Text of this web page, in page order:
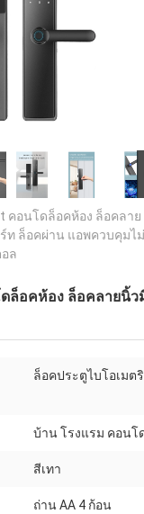
คอนโดล็อคห้อง ล็อคลาย
ท ล็อคผ่าน แอพควบคุมไ
ล
ล็อคห้อง ล็อคลายนิ้
ล็อคประตูไบโอเมต
บ้าน โรงแรม คอนโ
สีเทา
ถ่าน AA 4 ก้อน